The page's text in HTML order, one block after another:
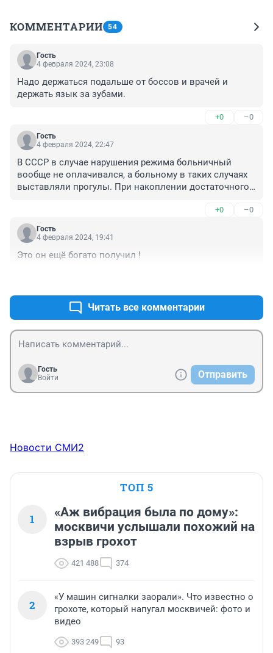
КОММЕНТАРИИ 54
Гость
4 февраля 2024, 23:08
Надо держаться подальше от боссов и врачей и
держать язык за зубами.
+0 –0
Гость
4 февраля 2024, 22:47
В СССР в случае нарушения режима больничный
вообще не оплачивался, а больному в таких случаях
выставляли прогулы. При накоплении достаточного
+0 –0
Гость
4 февраля 2024, 19:41
Это он ещё богато получил !
Читать все комментарии
Гость
Войти
Отправить
Новости СМИ2
ТОП 5
1
«Аж вибрация была по дому»:
москвичи услышали похожий на
взрыв грохот
421 488 374
2
«У машин сигналки заорали». Что известно о
грохоте, который напугал москвичей: фото и
видео
393 249 93